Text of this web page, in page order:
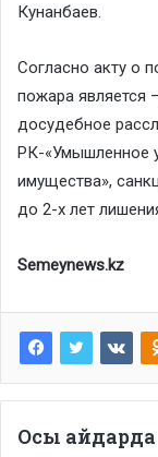
Кунанбаев.
Согласно акту о
пожара является
досудебное
РК-«Умышленное
имущества»,
до 2-х лет
Semeynews.kz
Осы айдарда